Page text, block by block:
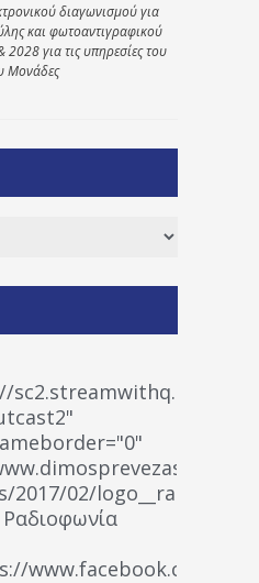
διαγωνισμού για
και φωτοαντιγραφικού
για τις υπηρεσίες του
Μονάδες
wp-
2017/02/